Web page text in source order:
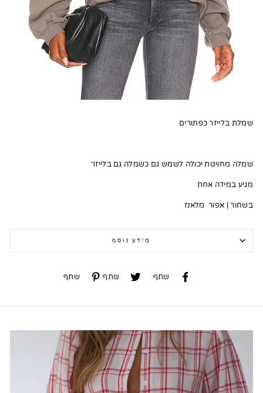
שמלת בלייזר כפתורים
שמלה מחויטת יכולה לשמש גם כשמלה גם בלייזר
מגיע במידה אחת
בשחור | אפור מלאנז
מידע נוסף
שתף שתף שתף שתף שתף